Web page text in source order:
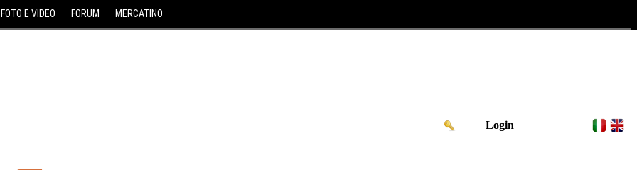
FOTO E VIDEO FORUM MERCATINO
Login